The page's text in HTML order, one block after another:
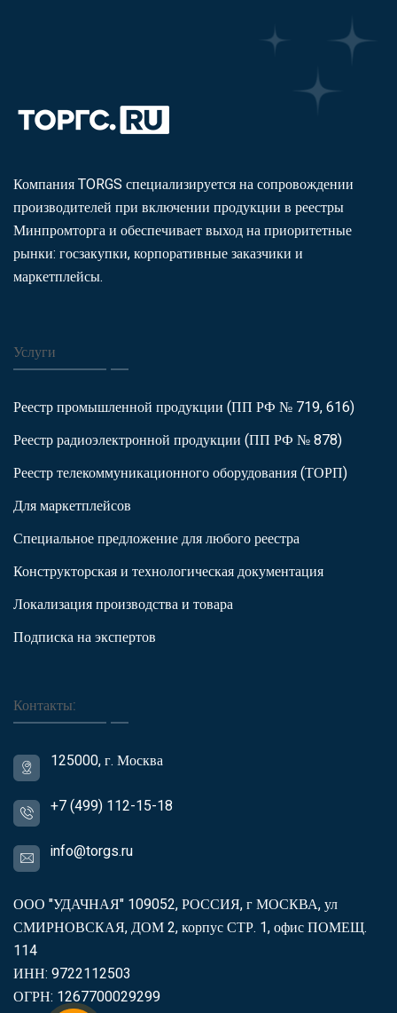
Компания TORGS специализируется на сопровождении
производителей при включении продукции в реестры
Минпромторга и обеспечивает выход на приоритетные
рынки: госзакупки, корпоративные заказчики и
маркетплейсы.
Услуги
Реестр промышленной продукции (ПП РФ № 719, 616)
Реестр радиоэлектронной продукции (ПП РФ № 878)
Реестр телекоммуникационного оборудования (ТОРП)
Для маркетплейсов
Специальное предложение для любого реестра
Конструкторская и технологическая документация
Локализация производства и товара
Подписка на экспертов
Контакты:
125000, г. Москва
+7 (499) 112-15-18
info@torgs.ru
ООО "УДАЧНАЯ" 109052, РОССИЯ, г МОСКВА, ул
СМИРНОВСКАЯ, ДОМ 2, корпус СТР. 1, офис ПОМЕЩ.
114
ИНН: 9722112503
ОГРН: 1267700029299